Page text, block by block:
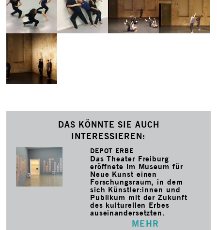
DAS KÖNNTE SIE AUCH
INTERESSIEREN:
DEPOT ERBE
Das Theater Freiburg
eröffnete im Museum für
Neue Kunst einen
Forschungsraum, in dem
sich Künstler:innen und
Publikum mit der Zukunft
des kulturellen Erbes
auseinandersetzten.
MEHR